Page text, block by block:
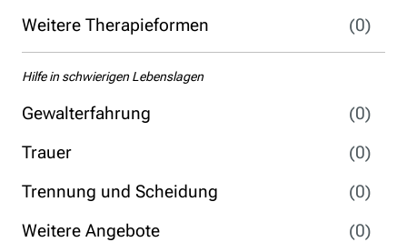
Weitere Therapieformen
(0)
Hilfe in schwierigen Lebenslagen
Gewalterfahrung
(0)
Trauer
(0)
Trennung und Scheidung
(0)
Weitere Angebote
(0)